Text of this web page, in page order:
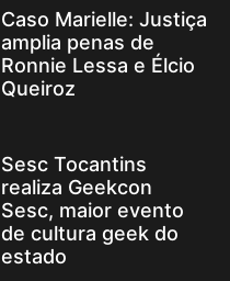
Caso Marielle: Justiça
amplia penas de
Ronnie Lessa e Élcio
Queiroz
Sesc Tocantins
realiza Geekcon
Sesc, maior evento
de cultura geek do
estado